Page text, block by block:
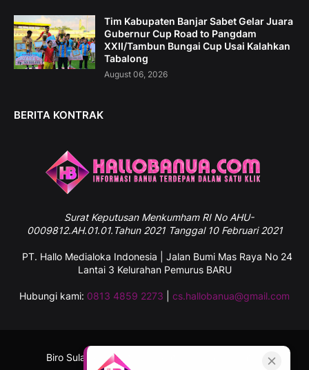
Tim Kabupaten Banjar Sabet Gelar Juara
Gubernur Cup Road to Pangdam
XXII/Tambun Bungai Cup Usai Kalahkan
Tabalong
August 06, 2026
BERITA KONTRAK
SuratKeputusan Menkumham RI No AHU-
0009812.AH.01.01.Tahun 2021 Tanggal 10 Februari 2021
PT. Hallo Medialoka Indonesia | Jalan Bumi Mas Raya No 24
Lantai 3 Kelurahan Pemurus BARU
Hubungi kami: 0813 4859 2273 cs.hallobanua@gmail.com
Biro Sulawesi Selatan